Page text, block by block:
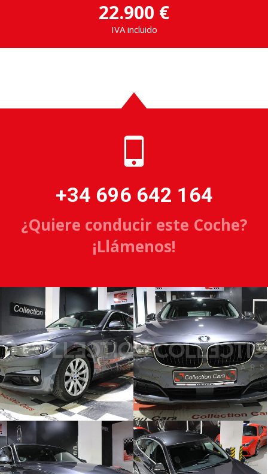
22.900 €
IVA incluido
+34 696 642 164
¿Quiere conducir este Coche?
¡Llámenos!